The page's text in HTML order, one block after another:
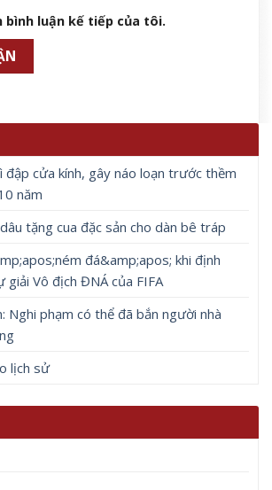
bình luận kế tiếp của tôi.
đập cửa kính, gây náo loạn trước thềm
năm
tặng cua đặc sản cho dàn bê tráp
đá&amp;apos; khi định
giải Vô địch ĐNÁ của FIFA
Nghi phạm có thể đã bắn người nhà
lịch sử